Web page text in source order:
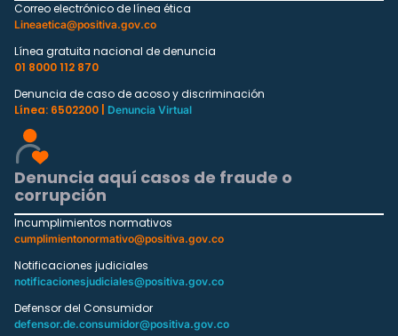
Correo electrónico de línea ética
Lineaetica@positiva.gov.co
Línea gratuita nacional de denuncia
01 8000 112 870
Denuncia de caso de acoso y discriminación
Línea: 6502200 |
Denuncia Virtual
Denuncia aquí casos de fraude o
corrupción
Incumplimientos normativos
cumplimientonormativo@positiva.gov.co
Notificaciones judiciales
notificacionesjudiciales@positiva.gov.co
Defensor del Consumidor
defensor.de.consumidor@positiva.gov.co